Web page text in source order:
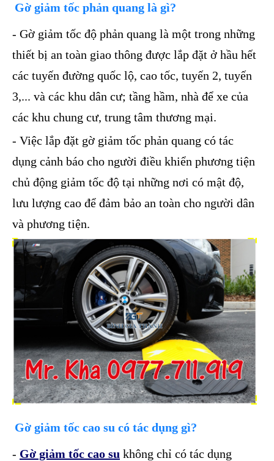
Gờ giảm tốc phản quang là gì?
- Gờ giảm tốc độ phản quang là một trong những
thiết bị an toàn giao thông được lắp đặt ở hầu hết
các tuyến đường quốc lộ, cao tốc, tuyến 2, tuyến
3,... và các khu dân cư; tầng hầm, nhà để xe của
các khu chung cư, trung tâm thương mại.
- Việc lắp đặt gờ giảm tốc phản quang có tác
dụng cảnh báo cho người điều khiển phương tiện
chủ động giảm tốc độ tại những nơi có mật độ,
lưu lượng cao để đảm bảo an toàn cho người dân
và phương tiện.
Gờ giảm tốc cao su có tác dụng gì?
- Gờ giảm tốc cao su không chỉ có tác dụng